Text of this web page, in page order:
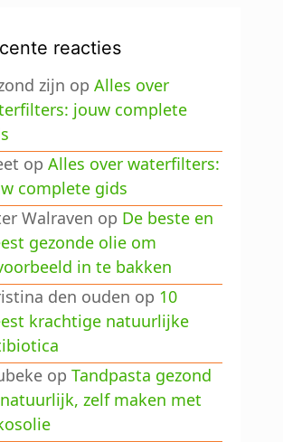
reacties
zijn op Alles over
jouw complete
op Alles over waterfilters:
complete gids
Walraven op De beste en
gezonde olie om
in te bakken
den ouden op 10
krachtige natuurlijke
op Tandpasta gezond
zelf maken met